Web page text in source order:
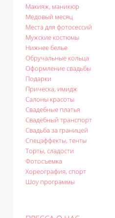
Макияж, маникюр
Медовый месяц
Места для фотосессий
Мужские костюмы
Нижнее белье
Обручальные кольца
Оформление свадьбы
Подарки
Прическа, имидж
Салоны красоты
Свадебные платья
Свадебный транспорт
Свадьба за границей
Спецэффекты, тенты
Торты, сладости
Фотосъемка
Хореография, спорт
Шоу программы